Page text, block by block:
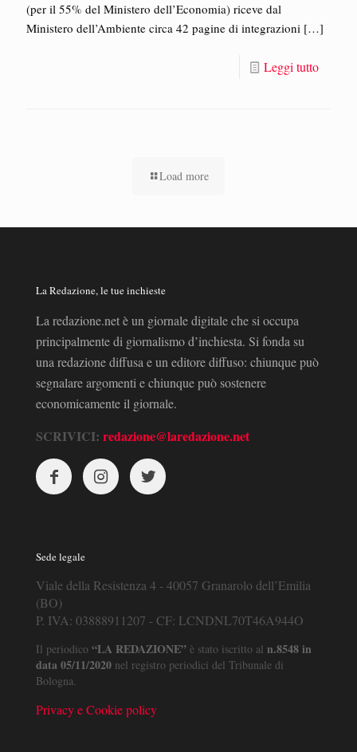
(per il 55% del Ministero dell’Economia) riceve dal
Ministero dell’Ambiente circa 42 pagine di integrazioni […]
Leggi tutto
Load more
La Redazione, le tue inchieste
La redazione.net è un giornale digitale che si occupa
principalmente di giornalismo d’inchiesta. Si fonda su
una redazione diffusa e un editore diffuso: chiunque può
segnalare argomenti e chiunque può sostenere
economicamente il giornale.
SCRIVICI: redazione@laredazione.net
Sede legale
Viale della Resistenza 4 - 40057 Granarolo dell’Emilia
(BO)
P. IVA: 03888911207 - CF: LCNDNL70T46A944O
Il periodico “LA REDAZIONE” è stato iscritto al n.8548 in
data 05/11/2020 nel registro periodici del Tribunale di
Bologna.
Privacy e Cookie policy